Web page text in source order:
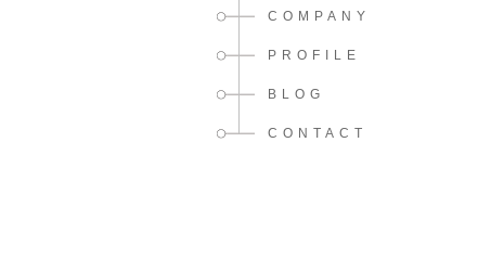
COMPANY
PROFILE
BLOG
CONTACT